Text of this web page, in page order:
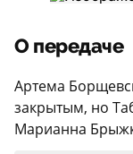
О передаче
Артема
закрытым, но
Марианна